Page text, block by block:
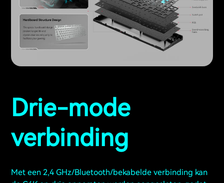
Drie-mode
verbinding
Met een 2,4 GHz/Bluetooth/bekabelde verbinding kan